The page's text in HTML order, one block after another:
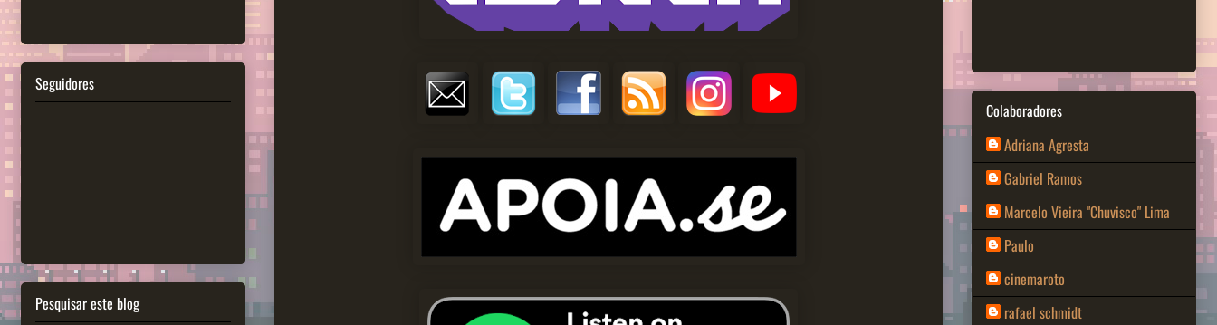
Seguidores
Pesquisar este blog
Colaboradores
Adriana Agresta
Gabriel Ramos
Marcelo Vieira "Chuvisco" Lima
Paulo
cinemaroto
rafael schmidt